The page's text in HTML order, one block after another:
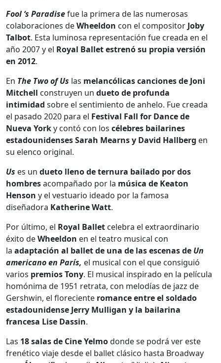
Fool ‘s Paradisefue la primera de las numerosas
colaboraciones deWheeldon con el compositor Joby
Talbot. Esta luminosa representación fue creada en el
año 2007 y el Royal Balletestrenó su propia versión
en 2012.
En The Two of Us las melancólicas canciones de Joni
Mitchell construyen un dueto de profunda
intimidad sobre el sentimiento de anhelo. Fue creada
el pasado 2020 para el Festival Fall for Dance de
Nueva Yorky contó con los célebres bailarines
estadounidenses Sarah Mearns y David Hallberg en
su elenco original.
Us es un dueto lleno de ternura bailado por dos
hombresacompañado por la música de Keaton
Henson y el vestuario ideado por la famosa
diseñadora Katherine Watt.
Por último, el Royal Ballet celebra el extraordinario
éxito deWheeldon en el teatro musical con
la adaptación al ballet de una de las escenas de Un
americano en París, el musical con el que consiguió
varios premios Tony. El musical inspirado en la película
homónima de 1951 retrata, con melodías de jazz de
Gershwin, el floreciente romance entre el soldado
estadounidense Jerry Mulligan y la bailarina
francesa Lise Dassin.
Las 18 salas de Cine Yelmodonde se podrá ver este
frenético viaje desde el ballet clásico hasta Broadway